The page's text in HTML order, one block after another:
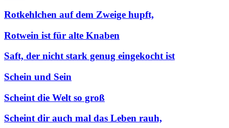
Rotkehlchen auf dem Zweige hupft,
Rotwein ist für alte Knaben
Saft, der nicht stark genug eingekocht ist
Schein und Sein
Scheint die Welt so groß
Scheint dir auch mal das Leben rauh,